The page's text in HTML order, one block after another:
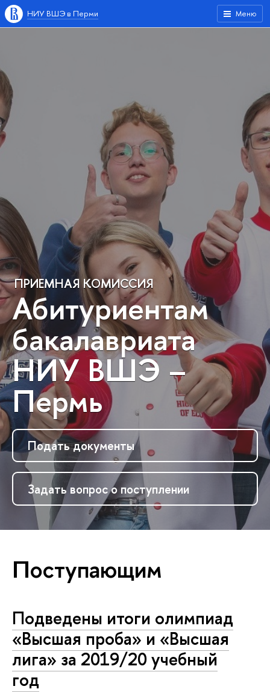
Меню
НИУ ВШЭ в Перми
ПРИЕМНАЯ КОМИССИЯ
Абитуриентам
бакалавриата
НИУ ВШЭ –
Пермь
Подать документы
Задать вопрос о поступлении
Поступающим
Подведены итоги олимпиад
«Высшая проба» и «Высшая
лига» за 2019/20 учебный
год